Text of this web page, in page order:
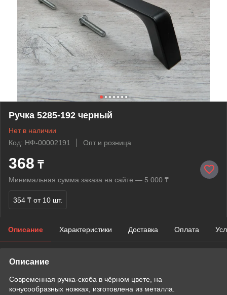
Ручка 5285-192 черный
Нет в наличии
Код: НФ-00002191
Опт и розница
368 ₸
Минимальная сумма заказа на сайте — 5 000 ₸
354 ₸ от 10 шт.
Описание Характеристики Доставка Оплата
Описание
Современная ручка-скоба в чёрном цвете, на
конусообразных ножках, изготовлена из металла.